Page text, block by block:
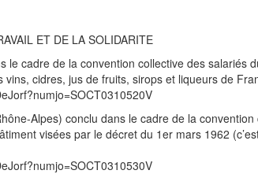
ET DE LA SOLIDARITE
le cadre de la convention collective des salariés
cidres, jus de fruits, sirops et liqueurs de
Alpes) conclu dans le cadre de la
visées par le décret du 1er mars 1962